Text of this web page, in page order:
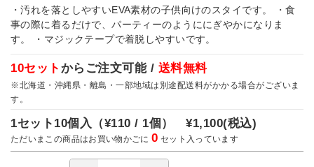
・汚れを落としやすいEVA素材の子供向けのスタイです。 ・食
事の際に着るだけで、パーティーのようににぎやかになりま
す。 ・マジックテープで着脱しやすいです。
10セット からご注文可能 / 送料無料
※北海道・沖縄県・離島・一部地域は別途配送料がかかる場合がございま
す。
1セット10個入（¥110 / 1個）¥1,100(税込)
ただいまこの商品はお買い物かごに0 セット入っています